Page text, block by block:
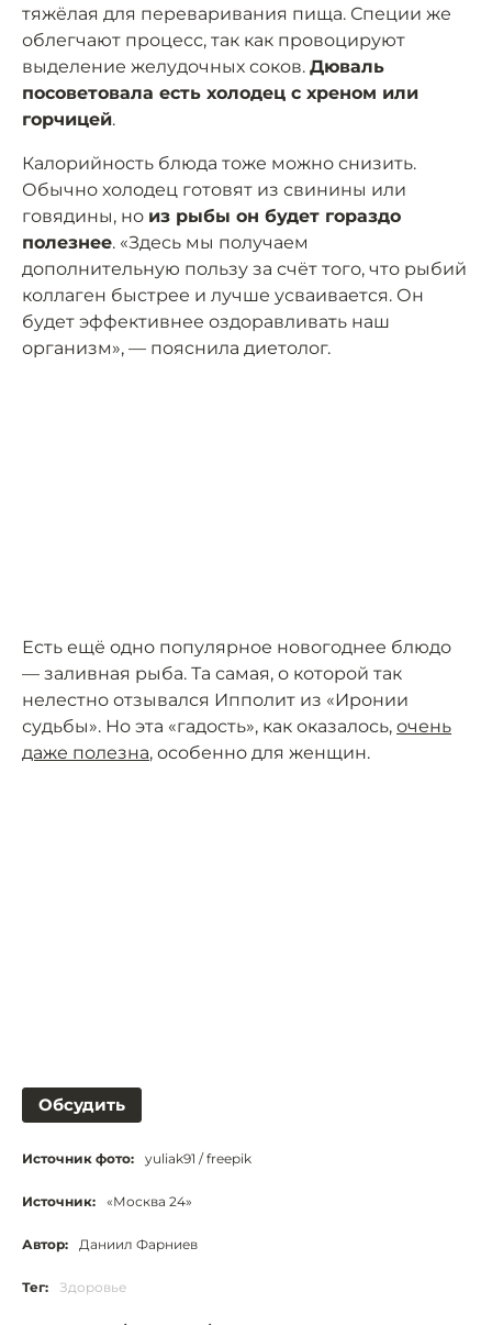
тяжёлая для переваривания пища. Специи же
облегчают процесс, так как провоцируют
выделение желудочных соков. Дюваль
посоветовала есть холодец с хреном или
горчицей.
Калорийность блюда тоже можно снизить.
Обычно холодец готовят из свинины или
говядины, но из рыбы он будет гораздо
полезнее. «Здесь мы получаем
дополнительную пользу за счёт того, что рыбий
коллаген быстрее и лучше усваивается. Он
будет эффективнее оздоравливать наш
организм», — пояснила диетолог.
Есть ещё одно популярное новогоднее блюдо
— заливная рыба. Та самая, о которой так
нелестно отзывался Ипполит из «Иронии
судьбы». Но эта «гадость», как оказалось, очень
даже полезна, особенно для женщин.
Обсудить
Источник фото: yuliak91 / freepik
Источник: «Москва 24»
Автор: Даниил Фарниев
Тег: Здоровье